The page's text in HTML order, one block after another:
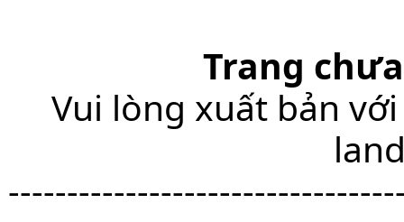
Trang
Vui lòng xuất bản